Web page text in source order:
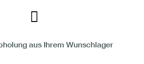
aus Ihrem Wunschlager